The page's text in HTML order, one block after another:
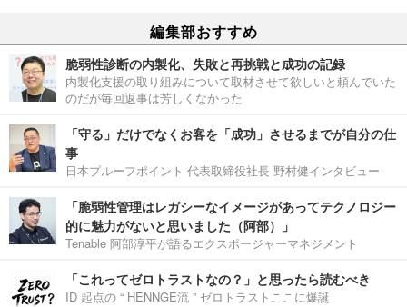
編集部おすすめ
脆弱性診断の内製化、失敗と再挑戦と成功の記録
内製化支援の取り組みについて取材させて欲しいと頼んでいた
のだが毎回返事は芳しくなかった
「守る」だけでなくお客を「成功」させるまでが自分の仕
事
日本プルーフポイント 代表取締役社長 野村健インタビュー
「脆弱性管理はレガシーなイメージがあってテクノロジー
的に魅力がないと思いました（阿部）」
Tenable 阿部淳平が語るエクスポージャーマネジメント
「これってゼロトラストなの？」と思ったら読むべき
ID 起点の “ HENNGE流 ” ゼロトラストここに爆誕